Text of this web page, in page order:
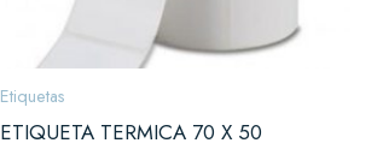
Etiquetas
ETIQUETA TERMICA 70 X 50